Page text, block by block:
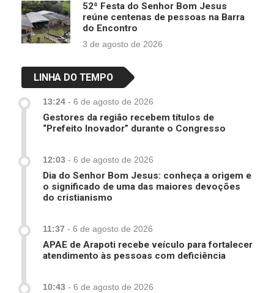
52ª Festa do Senhor Bom Jesus
reúne centenas de pessoas na Barra
do Encontro
3 de agosto de 2026
LINHA DO TEMPO
13:24 - 6 de agosto de 2026
Gestores da região recebem títulos de
“Prefeito Inovador” durante o Congresso
12:03 - 6 de agosto de 2026
Dia do Senhor Bom Jesus: conheça a origem e
o significado de uma das maiores devoções
do cristianismo
11:37 - 6 de agosto de 2026
APAE de Arapoti recebe veículo para fortalecer
atendimento às pessoas com deficiência
10:43 - 6 de agosto de 2026